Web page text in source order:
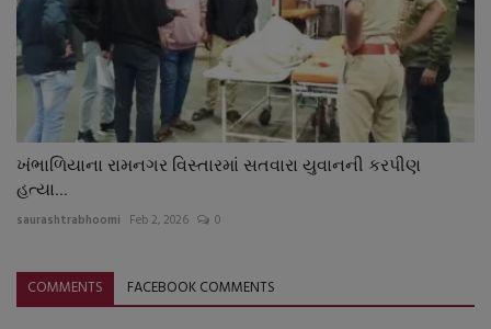
ખંભાળિયાના રામનગર વિસ્તારમાં સતવારા યુવાનની કરપીણ
હત્યા...
saurashtrabhoomi Feb 2, 2026 0
COMMENTS FACEBOOK COMMENTS